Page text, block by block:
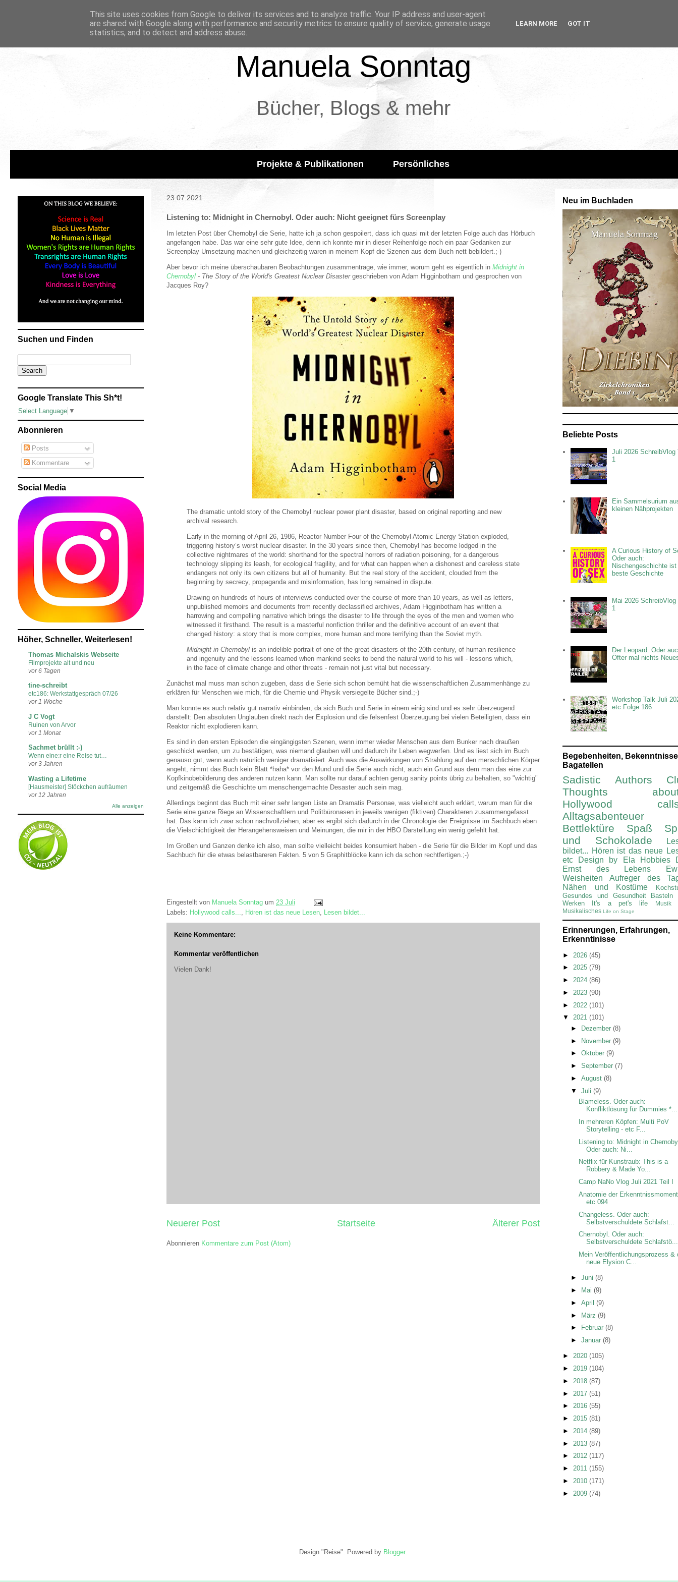
Manuela Sonntag
Bücher, Blogs & mehr
Projekte & Publikationen Persönliches
23.07.2021
Listening to: Midnight in Chernobyl. Oder auch: Nicht geeignet fürs Screenplay
Im letzten Post über Chernobyl die Serie, hatte ich ja schon gespoilert, dass ich quasi mit der letzten Folge auch das Hörbuch
angefangen habe. Das war eine sehr gute Idee, denn ich konnte mir in dieser Reihenfolge noch ein paar Gedanken zur
Screenplay Umsetzung machen und gleichzeitig waren in meinem Kopf die Szenen aus dem Buch nett bebildert.;-)
Aber bevor ich meine überschaubaren Beobachtungen zusammentrage, wie immer, worum geht es eigentlich in Midnight in
Chernobyl - The Story of the World's Greatest Nuclear Disastergeschrieben von Adam Higginbotham und gesprochen von
Jacques Roy?
The dramatic untold story of the Chernobyl nuclear power plant disaster, based on original reporting and new
archival research.
Early in the morning of April 26, 1986, Reactor Number Four of the Chernobyl Atomic Energy Station exploded,
triggering history’s worst nuclear disaster. In the 30 years since then, Chernobyl has become lodged in the
collective nightmares of the world: shorthand for the spectral horrors of radiation poisoning, for a dangerous
technology slipping its leash, for ecological fragility, and for what can happen when a dishonest and careless state
endangers not only its own citizens but all of humanity. But the real story of the accident, clouded from the
beginning by secrecy, propaganda and misinformation, has long remained in dispute.
Drawing on hundreds of hours of interviews conducted over the course of more than 10 years, as well as letters,
unpublished memoirs and documents from recently declassified archives, Adam Higginbotham has written a
harrowing and compelling narrative which brings the disaster to life through the eyes of the men and women who
witnessed it firsthand. The result is a masterful nonfiction thriller and the definitive account of an event that
changed history: a story that is more complex, more human and more terrifying than the Soviet myth.
Midnight in Chernobyl is an indelible portrait of one of the great disasters of the 20th century, of human resilience
and ingenuity and the lessons learned when mankind seeks to bend the natural world to his will - lessons which,
in the face of climate change and other threats - remain not just vital but necessary.
Zunächst mal muss man schon zugeben, dass die Serie sich schon bemüht hat die wissenschaftlichen Zusammenhänge zu
erklären für Menschen wie mich, für die Chemie und Physik versiegelte Bücher sind.;-)
Man konnte es auch relativ gut narrativ einbinden, da sich Buch und Serie in einem einig sind und es sehr überzeugend
darstellt: Den absoluten Unglauben direkt nach der Explosion und die felsenfest Überzeugung bei vielen Beteiligten, dass ein
Reaktor nicht explodieren kann.
Es sind in den ersten Episoden die eingängigsten Szenen, wenn immer wieder Menschen aus dem Bunker nach draußen
geschickt werden, um zu bestätigen, was niemand glauben will und dadurch ihr Leben wegwerfen. Und es liest sich im Buch
genauso gut, wenn auch natürlich weniger dramatisiert. Auch was die Auswirkungen von Strahlung auf den menschlichen Körper
angeht, nimmt das Buch kein Blatt *haha* vor den Mund und die Serie auch nicht, auch ein Grund aus dem man das eine zur
Kopfkinobebilderung des anderen nutzen kann. Man sollte nur darauf achten genug sanity points übrig zu behalten, so "wichtig"
und zeitgemäß die Geschichte um menschengemachte Desaster auch sein mag.
Allerdings beginnt das Buch mit einer sehr langen Liste an Dramatis Personae, was vielleicht auch erklärt, warum man für die
Serie eine ganze Riege an Wissenschaftlern und Politbüronasen in jeweils wenigen (fiktiven) Charakteren zusammengefasst
hat. Das kann ich zwar schon nachvollziehen, aber es ergibt sich dadurch in der Chronologie der Ereignisse im Sachbuch eben
die Vielschichtigkeit der Herangehensweisen und Meinungen, die mir in der HBO Darstellung ein wenig gefehlt hat.
Im Großen und Ganzen denke ich also, man sollte vielleicht beides konsumiert haben - die Serie für die Bilder im Kopf und das
Sachbuch für die etwas belastbareren Fakten. 5 von 5 Graphitblöcke kann ich da schon rechtfertigen.;-)
Eingestellt von Manuela Sonntag um 23 Juli
Labels: Hollywood calls..., Hören ist das neue Lesen, Lesen bildet...
Keine Kommentare:
Kommentar veröffentlichen
Vielen Dank!
Neuerer Post Älterer Post
Startseite
Abonnieren Kommentare zum Post (Atom)
Suchen und Finden
Google Translate This Sh*t!
Select Language ▼
Abonnieren
Posts
Kommentare
Social Media
Höher, Schneller, Weiterlesen!
Thomas Michalskis Webseite
Filmprojekte alt und neu
vor 6 Tagen
tine-schreibt
etc186: Werkstattgespräch 07/26
vor 1 Woche
J C Vogt
Ruinen von Arvor
vor 1 Monat
Sachmet brüllt :-)
Wenn eine:r eine Reise tut…
vor 3 Jahren
Wasting a Lifetime
[Hausmeister] Stöckchen aufräumen
vor 12 Jahren
Alle anzeigen
Neu im Buchladen
Beliebte Posts
Juli 2026 SchreibVlog
1
Ein Sammelsurium
kleinen Nähprojekten
A Curious History of
Oder auch:
Nischengeschichte ist
beste Geschichte
Mai 2026 SchreibVlog
1
Der Leopard. Oder
Öfter mal nichts
Workshop Talk Juli
etc Folge 186
Begebenheiten,
Bagatellen
Sadistic Authors
Thoughts
Hollywood
Alltagsabenteuer
Bettlektüre
Spaß
und Schokolade
bildet... Hören ist das neue
etc
Design by Ela Hobbies
Ernst des Lebens
Weisheiten
Aufreger des
Nähen und Kostüme
Gesundes und Gesundheit
Basteln
Werken
It's a pet's life
Musik
Musikalisches Life on Stage
Erinnerungen, Erfahrungen,
Erkenntinisse
► 2026 (45)
► 2025 (79)
► 2024 (86)
► 2023 (90)
► 2022 (101)
▼ 2021 (101)
►
Dezember (8)
► November (9)
► Oktober (9)
► September (7)
► August (8)
▼ Juli (9)
Blameless. Oder auch:
Konfliktlösung für Dummies *...
In mehreren Köpfen: Multi PoV
Storytelling - etc F...
Listening to: Midnight in
Oder auch: Ni...
Netflix für Kunstraub: This is a
Robbery & Made Yo...
Camp NaNo Vlog Juli 2021 Teil I
Anatomie der
etc 094
Changeless. Oder auch:
Selbstverschuldete Schlafst...
Chernobyl. Oder auch:
Selbstverschuldete Schlafstö...
Mein Veröffentlichungsprozess &
neue Elysion C...
► Juni (8)
►
Mai (9)
► April (9)
► März (9)
►
Februar (8)
► Januar (8)
► 2020 (105)
► 2019 (104)
► 2018 (87)
► 2017 (51)
► 2016 (55)
► 2015 (81)
► 2014 (89)
► 2013 (87)
► 2012 (117)
► 2011 (155)
► 2010 (171)
► 2009 (74)
Design "Reise". Powered by Blogger.
This site uses cookies from Google to deliver its services and to analyze traffic. Your IP address and user-agent
are shared with Google along with performance and security metrics to ensure quality of service, generate usage
statistics, and to detect and address abuse.
LEARN MORE GOT IT